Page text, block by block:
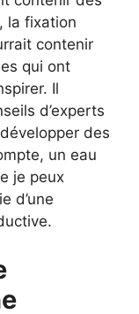
la fixation
contenir
qui ont
Il
d’experts
des
un eau
je peux
d’une